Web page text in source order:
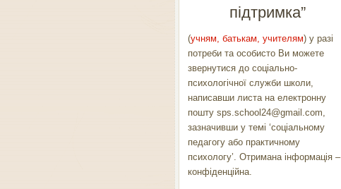
підтримка”
(учням, батькам, учителям) у разі
потреби та особисто Ви можете
звернутися до соціально-
психологічної служби школи,
написавши листа на електронну
пошту sps.school24@gmail.com,
зазначивши у темі ‘соціальному
педагогу або практичному
психологу’. Отримана інформація –
конфіденційна.